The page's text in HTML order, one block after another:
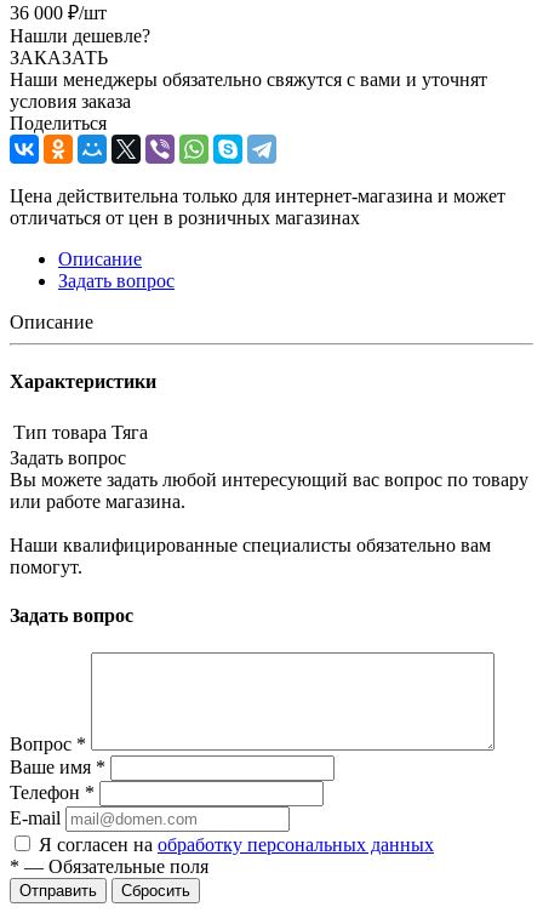
36 000 ₽/шт
Нашли дешевле?
ЗАКАЗАТЬ
Наши менеджеры обязательно свяжутся с вами и уточнят
условия заказа
Поделиться
Цена действительна только для интернет-магазина и может
отличаться от цен в розничных магазинах
Описание
Задать вопрос
Описание
Характеристики
Тип товара Тяга
Задать вопрос
Вы можете задать любой интересующий вас вопрос по товару
или работе магазина.
Наши квалифицированные специалисты обязательно вам
помогут.
Задать вопрос
Вопрос *
Ваше имя *
Телефон *
E-mail
Я согласен на обработку персональных данных
* — Обязательные поля
Сбросить